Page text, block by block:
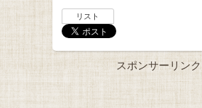
リスト
スポンサーリンク